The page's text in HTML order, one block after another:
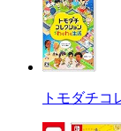
トモダチコ